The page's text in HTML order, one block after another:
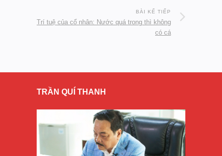
BÀI KẾ TIẾP
Trí tuệ của cổ nhân: Nước quá trong thì không
có cá
TRẦN QUÍ THANH